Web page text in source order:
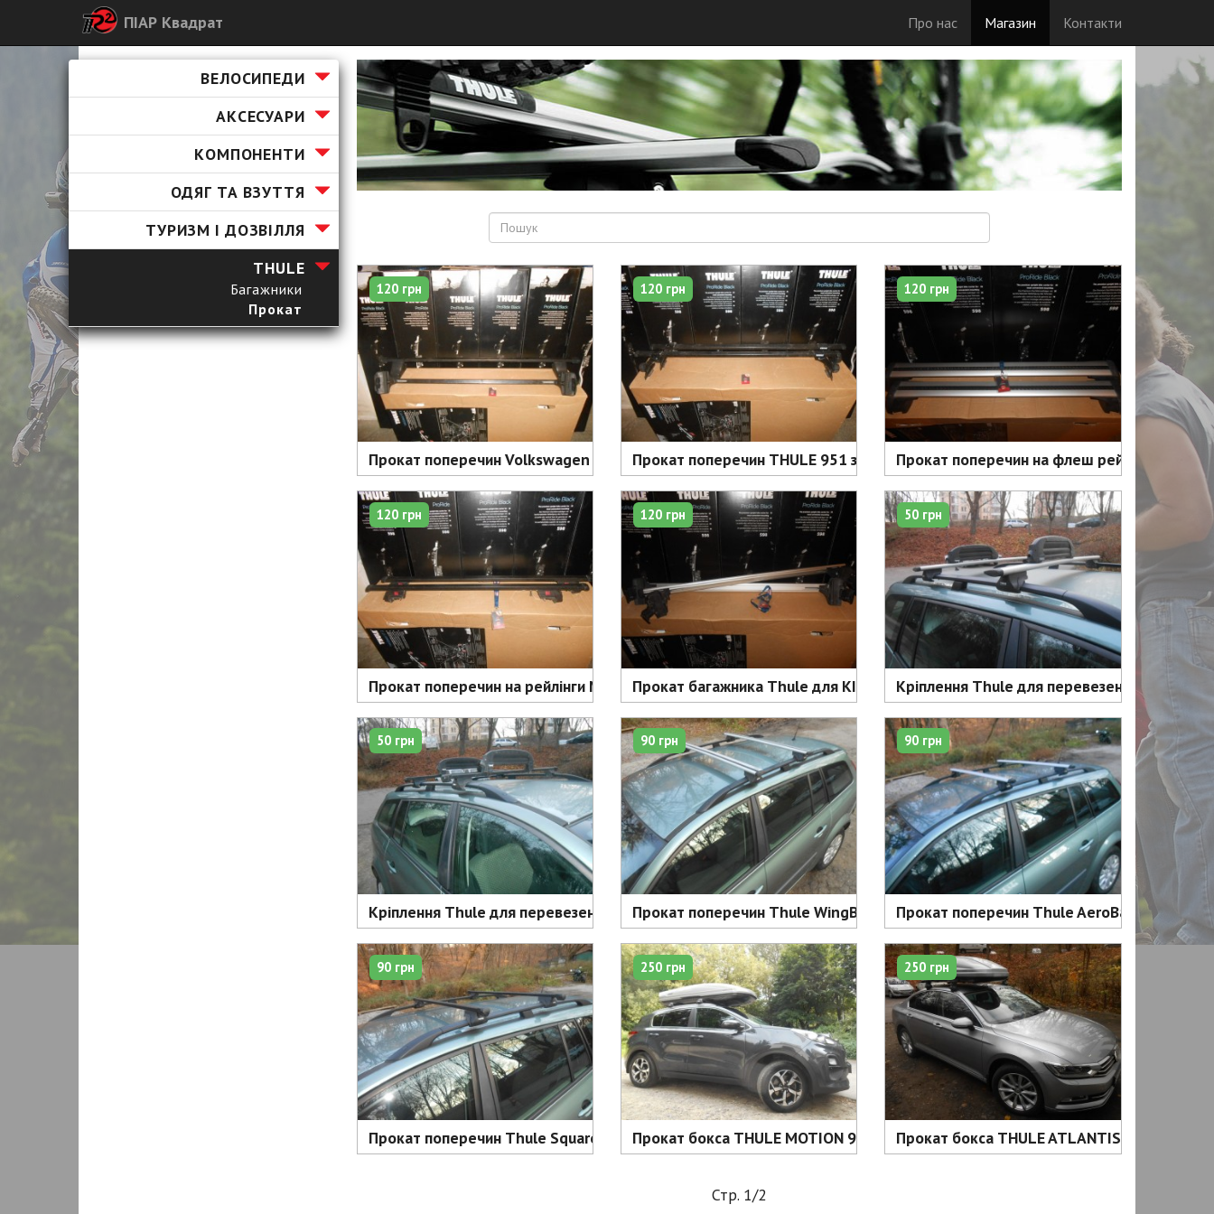
ПІАР Квадрат Про нас Магазин Контакти
ВЕЛОСИПЕДИ
АКСЕСУАРИ
КОМПОНЕНТИ
ОДЯГ ТА ВЗУТТЯ
ТУРИЗМ І ДОЗВІЛЛЯ
ТHULE
Багажники
Прокат
Прокат поперечин Volkswagen Passat B8 4 дверний седан - 120 грн
120 грн
Прокат поперечин THULE 951 за водостік під квадратну дугу - 120 грн
120 грн
Прокат поперечин на флеш рейлінги Lexus -
120 грн
Прокат поперечин на рейлінги Mont Blanc READY FIT RF20 - 120 грн
120 грн
Прокат багажника Thule для KIA Cerato від 2004 року - 120 грн
120 грн
Кріплення Thule для перевезення 3 пар лиж
50 грн
Кріплення Thule для перевезення 4 пар лиж - 50 грн
50 грн
Прокат поперечин Thule WingBar різних розмірів - 90 грн доба
90 грн
Прокат поперечин Thule AeroBar різних
90 грн
Прокат поперечин Thule SquareBar різних розмірів - 90 грн доба
90 грн
Прокат бокса THULE MOTION 900 (630 літрів) silver срібний глянц - 250 грн
250 грн
Прокат бокса THULE ATLANTIS 780 silver
250 грн
Стр. 1/2